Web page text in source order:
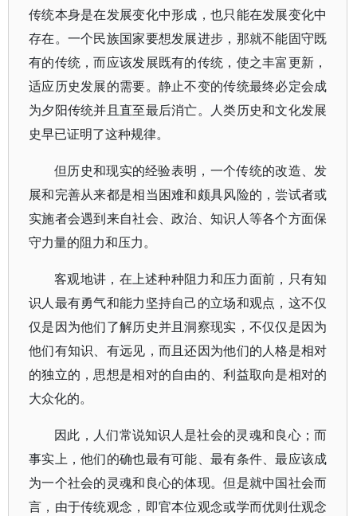
传统本身是在发展变化中形成，也只能在发展变化中
存在。一个民族国家要想发展进步，那就不能固守既
有的传统，而应该发展既有的传统，使之丰富更新，
适应历史发展的需要。静止不变的传统最终必定会成
为夕阳传统并且直至最后消亡。人类历史和文化发展
史早已证明了这种规律。
但历史和现实的经验表明，一个传统的改造、发
展和完善从来都是相当困难和颇具风险的，尝试者或
实施者会遇到来自社会、政治、知识人等各个方面保
守力量的阻力和压力。
客观地讲，在上述种种阻力和压力面前，只有知
识人最有勇气和能力坚持自己的立场和观点，这不仅
仅是因为他们了解历史并且洞察现实，不仅仅是因为
他们有知识、有远见，而且还因为他们的人格是相对
的独立的，思想是相对的自由的、利益取向是相对的
大众化的。
因此，人们常说知识人是社会的灵魂和良心；而
事实上，他们的确也最有可能、最有条件、最应该成
为一个社会的灵魂和良心的体现。但是就中国社会而
言，由于传统观念，即官本位观念或学而优则仕观念